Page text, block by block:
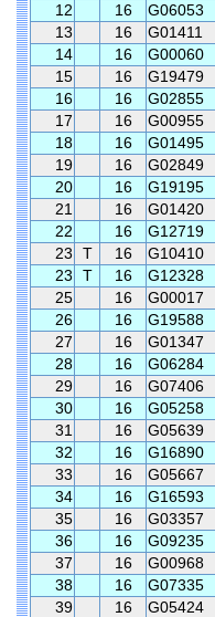
12
16 G06053
13
16 G01411
14
16 G00060
15
16 G19479
16
16 G02855
17
16 G00955
18
16 G01495
19
16 G02849
20
16 G19195
21
16 G01420
22
16 G12719
23
T 16 G10410
23
T 16 G12328
25
16 G00017
26
16 G19588
27
16 G01347
28
16 G06284
29
16 G07406
30
16 G05258
31
16 G05639
32
16 G16890
33
16 G05667
34
16 G16593
35
16 G03357
36
16 G09235
37
16 G00968
38
16 G07335
39
16 G05424